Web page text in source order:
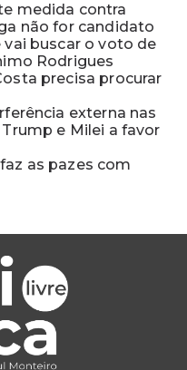
medida contra
não for candidato
buscar o voto de
Rodrigues
precisa procurar
externa nas
e Milei a favor
as pazes com